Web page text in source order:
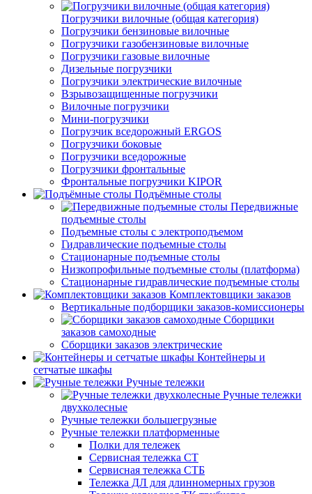
Погрузчики вилочные (общая категория)
Погрузчики бензиновые вилочные
Погрузчики газобензиновые вилочные
Погрузчики газовые вилочные
Дизельные погрузчики
Погрузчики электрические вилочные
Взрывозащищенные погрузчики
Вилочные погрузчики
Мини-погрузчики
Погрузчик вседорожный ERGOS
Погрузчики боковые
Погрузчики вседорожные
Погрузчики фронтальные
Фронтальные погрузчики KIPOR
Подъёмные столы
Передвижные
подъемные столы
Подъемные столы с электроподъемом
Гидравлические подъемные столы
Стационарные подъемные столы
Низкопрофильные подъемные столы (платформа)
Стационарные гидравлические подъемные столы
Комплектовщики заказов
Вертикальные подборщики заказов-комиссионеры
Сборщики
заказов самоходные
Сборщики заказов электрические
Контейнеры и
сетчатые шкафы
Ручные тележки
Ручные тележки
двухколесные
Ручные тележки большегрузные
Ручные тележки платформенные
Полки для тележек
Сервисная тележка СТ
Сервисная тележка СТБ
Тележка ДЛ для длинномерных грузов